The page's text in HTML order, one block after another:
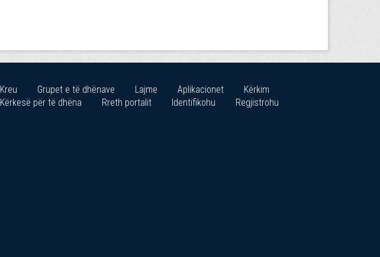
Kreu Grupet e të dhënave Lajme Aplikacionet
Kërkim
Kërkesë për të dhëna
Rreth portalit Identifikohu Regjistrohu